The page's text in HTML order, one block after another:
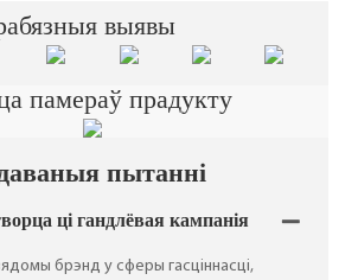
выявы
памераў прадукту
пытанні
ці гандлёвая кампанія
брэнд у сферы гасціннасці,